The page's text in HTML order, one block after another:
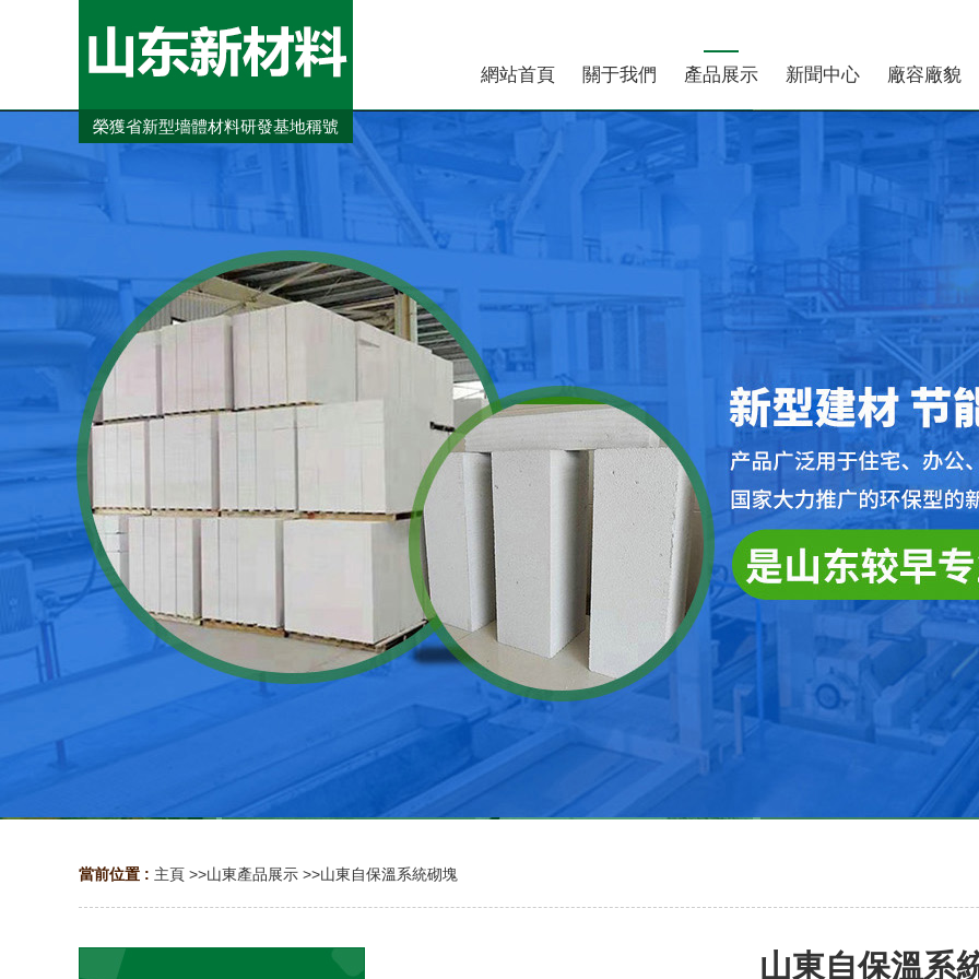
榮獲省新型墻體材料研發基地稱號
網站首頁 關于我們 產品展示 新聞中心 廠容廠貌
當前位置 : 主頁 >>山東產品展示 >>山東自保溫系統砌塊
山東自保溫系